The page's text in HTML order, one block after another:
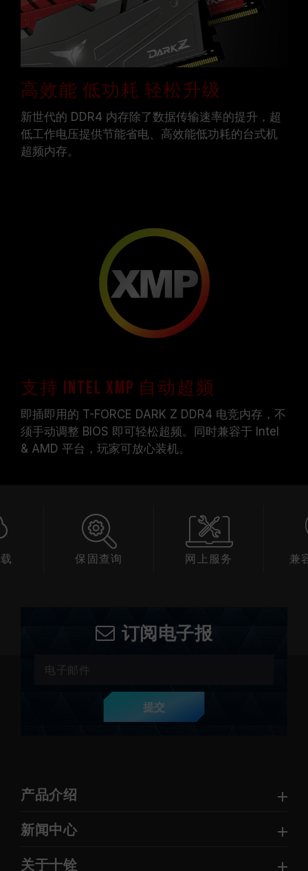
高效能 低功耗 轻松升级
新世代的 DDR4 内存除了数据传输速率的提升，超
低工作电压提供节能省电、高效能低功耗的台式机
超频内存。
支持 Intel XMP 自动超频
即插即用的 T-FORCE DARK Z DDR4 电竞内存，不
须手动调整 BIOS 即可轻松超频。同时兼容于 Intel
& AMD 平台，玩家可放心装机。
保固查询 网上服务 兼
订阅电子报
提交
产品介绍
新闻中心
关于十铨